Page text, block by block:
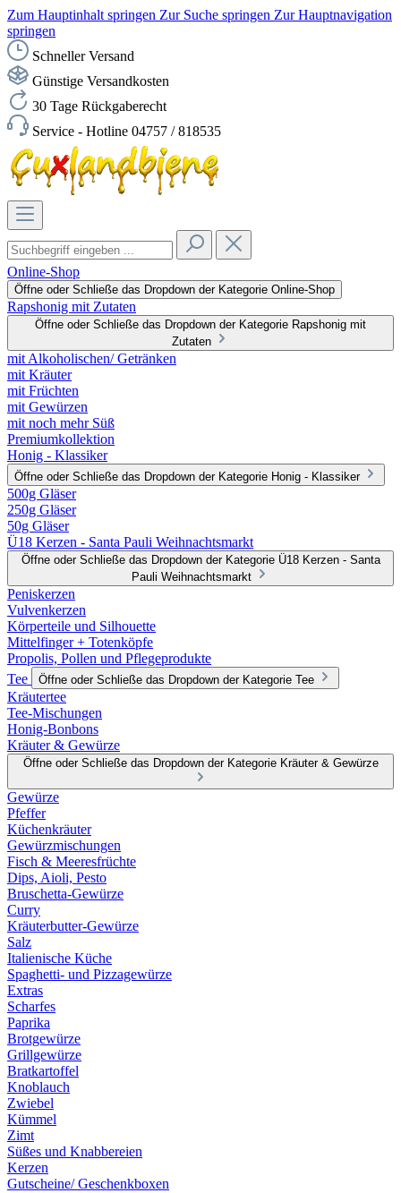
Zum Hauptinhalt springen Zur Suche springen Zur Hauptnavigation
springen
Schneller Versand
Günstige Versandkosten
30 Tage Rückgaberecht
Service - Hotline 04757 / 818535
Online-Shop
Öffne oder Schließe das Dropdown der Kategorie Online-Shop
Rapshonig mit Zutaten
Öffne oder Schließe das Dropdown der Kategorie Rapshonig mit
Zutaten
mit Alkoholischen/ Getränken
mit Kräuter
mit Früchten
mit Gewürzen
mit noch mehr Süß
Premiumkollektion
Honig - Klassiker
Öffne oder Schließe das Dropdown der Kategorie Honig - Klassiker
500g Gläser
250g Gläser
50g Gläser
Ü18 Kerzen - Santa Pauli Weihnachtsmarkt
Öffne oder Schließe das Dropdown der Kategorie Ü18 Kerzen - Santa
Pauli Weihnachtsmarkt
Peniskerzen
Vulvenkerzen
Körperteile und Silhouette
Mittelfinger + Totenköpfe
Propolis, Pollen und Pflegeprodukte
Tee
Öffne oder Schließe das Dropdown der Kategorie Tee
Kräutertee
Tee-Mischungen
Honig-Bonbons
Kräuter & Gewürze
Öffne oder Schließe das Dropdown der Kategorie Kräuter & Gewürze
Gewürze
Pfeffer
Küchenkräuter
Gewürzmischungen
Fisch & Meeresfrüchte
Dips, Aioli, Pesto
Bruschetta-Gewürze
Curry
Kräuterbutter-Gewürze
Salz
Italienische Küche
Spaghetti- und Pizzagewürze
Extras
Scharfes
Paprika
Brotgewürze
Grillgewürze
Bratkartoffel
Knoblauch
Zwiebel
Kümmel
Zimt
Süßes und Knabbereien
Kerzen
Gutscheine/ Geschenkboxen